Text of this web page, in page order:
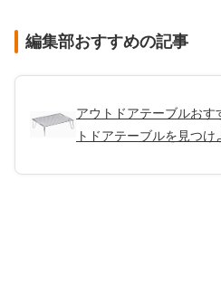
編集部おすすめの記事
アウトドアテーブルおす
トドアテーブルを見つけ